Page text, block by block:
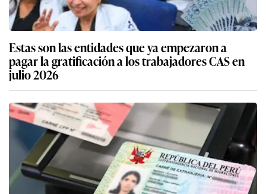
Estas son las entidades que ya empezaron a
pagar la gratificación a los trabajadores CAS en
julio 2026